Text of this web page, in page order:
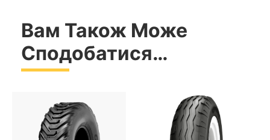
Вам Також Може
Сподобатися…